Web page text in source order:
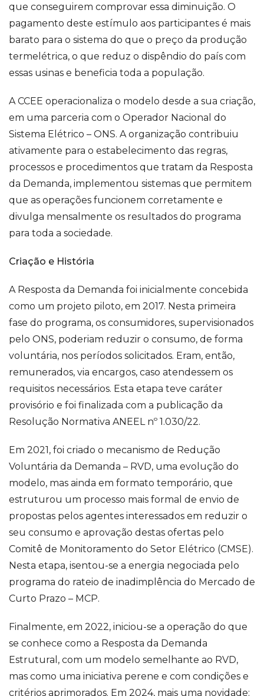
que conseguirem comprovar essa diminuição. O
pagamento deste estímulo aos participantes é mais
barato para o sistema do que o preço da produção
termelétrica, o que reduz o dispêndio do país com
essas usinas e beneficia toda a população.
A CCEE operacionaliza o modelo desde a sua criação,
em uma parceria com o Operador Nacional do
Sistema Elétrico – ONS. A organização contribuiu
ativamente para o estabelecimento das regras,
processos e procedimentos que tratam da Resposta
da Demanda, implementou sistemas que permitem
que as operações funcionem corretamente e
divulga mensalmente os resultados do programa
para toda a sociedade.
Criação e História
A Resposta da Demanda foi inicialmente concebida
como um projeto piloto, em 2017. Nesta primeira
fase do programa, os consumidores, supervisionados
pelo ONS, poderiam reduzir o consumo, de forma
voluntária, nos períodos solicitados. Eram, então,
remunerados, via encargos, caso atendessem os
requisitos necessários. Esta etapa teve caráter
provisório e foi finalizada com a publicação da
Resolução Normativa ANEEL nº 1.030/22.
Em 2021, foi criado o mecanismo de Redução
Voluntária da Demanda – RVD, uma evolução do
modelo, mas ainda em formato temporário, que
estruturou um processo mais formal de envio de
propostas pelos agentes interessados em reduzir o
seu consumo e aprovação destas ofertas pelo
Comitê de Monitoramento do Setor Elétrico (CMSE).
Nesta etapa, isentou-se a energia negociada pelo
programa do rateio de inadimplência do Mercado de
Curto Prazo – MCP.
Finalmente, em 2022, iniciou-se a operação do que
se conhece como a Resposta da Demanda
Estrutural, com um modelo semelhante ao RVD,
mas como uma iniciativa perene e com condições e
critérios aprimorados. Em 2024, mais uma novidade: